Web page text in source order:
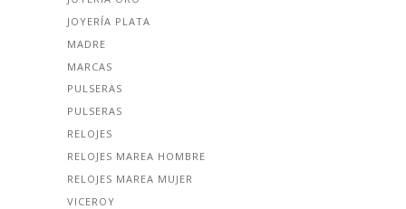
JOYERÍA PLATA
MADRE
MARCAS
PULSERAS
PULSERAS
RELOJES
RELOJES MAREA HOMBRE
RELOJES MAREA MUJER
VICEROY